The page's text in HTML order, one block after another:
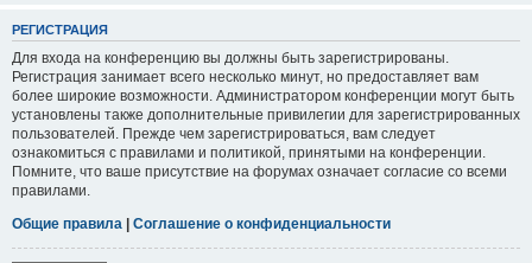
РЕГИСТРАЦИЯ
Для входа на конференцию вы должны быть зарегистрированы.
Регистрация занимает всего несколько минут, но предоставляет вам
более широкие возможности. Администратором конференции могут быть
установлены также дополнительные привилегии для зарегистрированных
пользователей. Прежде чем зарегистрироваться, вам следует
ознакомиться с правилами и политикой, принятыми на конференции.
Помните, что ваше присутствие на форумах означает согласие со всеми
правилами.
Общие правила | Соглашение о конфиденциальности